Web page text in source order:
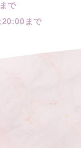
で
まで